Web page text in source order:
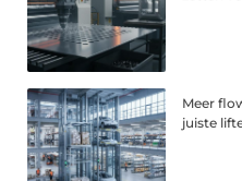
Meer
juiste